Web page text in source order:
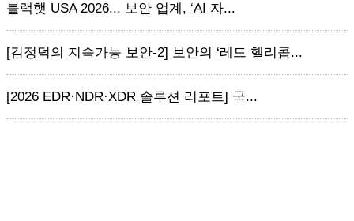
블랙햇 USA 2026... 보안 업계, ‘AI 자...
[김정덕의 지속가능 보안-2] 보안의 ‘레드 헬리콥...
[2026 EDR·NDR·XDR 솔루션 리포트] 국...